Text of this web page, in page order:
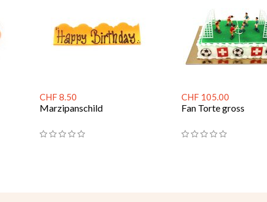
CHF 8.50
Marzipanschild
CHF 105.00
Fan Torte gross